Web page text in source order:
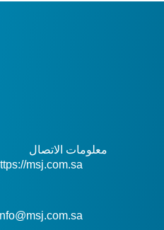
معلومات الاتصال
msj.com.sa